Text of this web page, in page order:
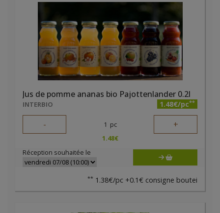
Jus de pomme ananas bio Pajottenlander 0.2l
INTERBIO 1.48€/pc**
- 1 pc +
1.48€
Réception souhaitée le
** 1.38€/pc +0.1€ consigne boutei